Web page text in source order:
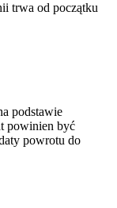
trwa od początku
podstawie
powinien być
powrotu do